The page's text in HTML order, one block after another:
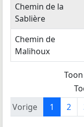
Chemin de la
Sablière
Chemin de
Malihoux
Vorige
1 2